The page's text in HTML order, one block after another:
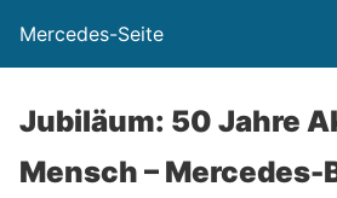
Mercedes-Seite
Jubiläum: 50 Jahre
Mensch – Mercedes-